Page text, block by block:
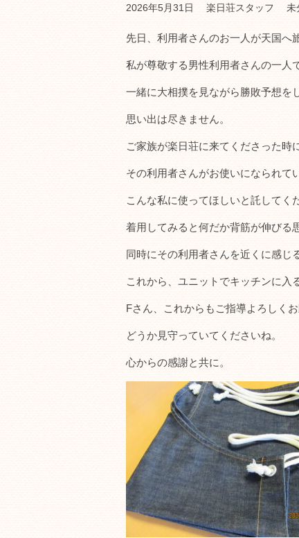
2026年5月31日 楽日荘スタッフ 未
先日、利用者さんのお一人が天国へ
私が尊敬する男性利用者さんの一人
一緒に大相撲を見ながら勝敗予想を
思い出は尽きません。
ご家族が楽日荘に来てくださった時
その利用者さんがお使いになられて
こんな私に使ってほしいと託してく
着用してみると何だか背筋が伸びる
同時にその利用者さんを近くに感じ
これから、ユニットでキッチンに入
Fさん、これからもご指導よろしくお
どうか見守っていてくださいね。
心からの感謝と共に。